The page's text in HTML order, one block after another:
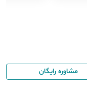
مشاوره رایگان